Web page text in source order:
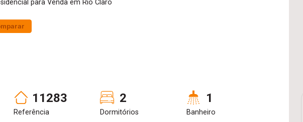
para Venda em Rio Claro
11283
Referência
2
Dormitórios
1
Banheiro